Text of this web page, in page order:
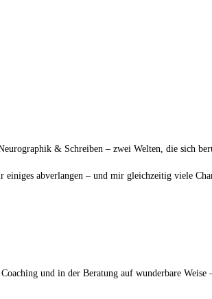
& Schreiben – zwei Welten, die sich
abverlangen – und mir gleichzeitig viele
und in der Beratung auf wunderbare Weise